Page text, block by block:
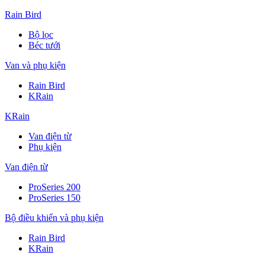
Rain Bird
Bộ lọc
Béc tưới
Van và phụ kiện
Rain Bird
KRain
KRain
Van điện từ
Phụ kiện
Van điện từ
ProSeries 200
ProSeries 150
Bộ điều khiển và phụ kiện
Rain Bird
KRain